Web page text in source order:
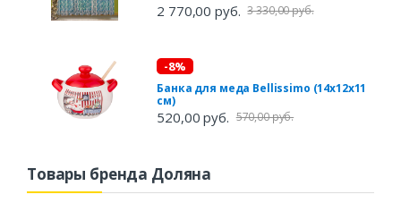
2 770,00 руб. 3 330,00 руб.
-8%
Банка для меда Bellissimo (14х12х11
см)
520,00 руб. 570,00 руб.
Товары бренда Доляна